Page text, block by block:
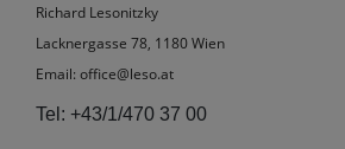
Richard Lesonitzky
Lacknergasse 78, 1180 Wien
Email: office@leso.at
Tel: +43/1/470 37 00